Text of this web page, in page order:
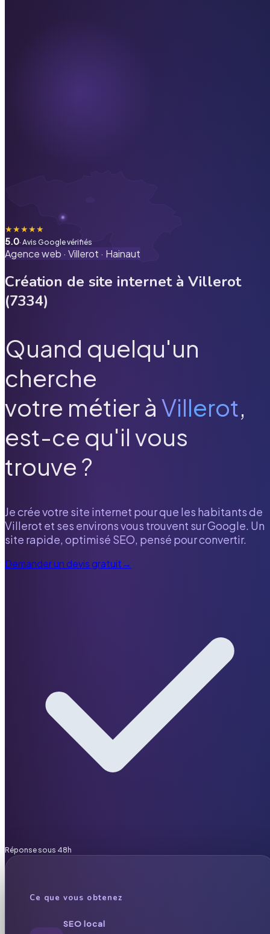
★★★★★
5.0· Avis Google vérifiés
Agence web · Villerot · Hainaut
Création de site internet à Villerot
(7334)
Quand quelqu'un
cherche
votre métier à Villerot,
est-ce qu'il vous
trouve ?
Je crée votre site internet pour que les habitants de
Villerot et ses environs vous trouvent sur Google. Un
site rapide, optimisé SEO, pensé pour convertir.
Demander un devis gratuit→
Réponse sous 48h
Ce que vous obtenez
SEO local